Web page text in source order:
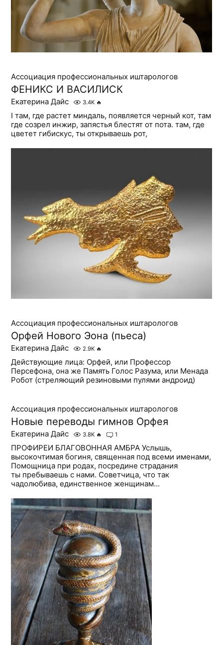
Ассоциация профессиональных иштарологов
ФЕНИКС И ВАСИЛИСК
Екатерина Дайс 3.4K 🔥
I там, где растет миндаль, появляется черный кот, там
где созрел инжир, запястья блестят от пота. там, где
цветет гибискус, ты открываешь рот,
Ассоциация профессиональных иштарологов
Орфей Нового Эона (пьеса)
Екатерина Дайс 2.9K 🔥
Действующие лица: Орфей, или Профессор
Персефона, она же Память Голос Разума, или Менада
Робот (стреляющий резиновыми пулями андроид)
Ассоциация профессиональных иштарологов
Новые переводы гимнов Орфея
Екатерина Дайс 3.8K 🔥 1
ПРОФИРЕИ БЛАГОВОННАЯ АМБРА Услышь,
высокочтимая богиня, священная под всеми именами,
Помощница при родах, посредине страдания
ты пребываешь с нами. Советчица, что так
чадолюбива, единственное женщинам...